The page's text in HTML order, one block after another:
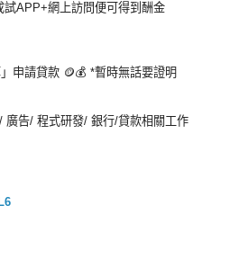
APP+網上訪問便可得到酬金
申請貸款 🪙💰 *暫時無話要證明
告/ 程式研發/ 銀行/貸款相關工作